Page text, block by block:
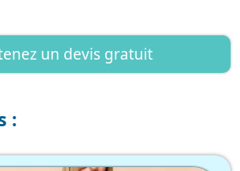
un devis gratuit
: